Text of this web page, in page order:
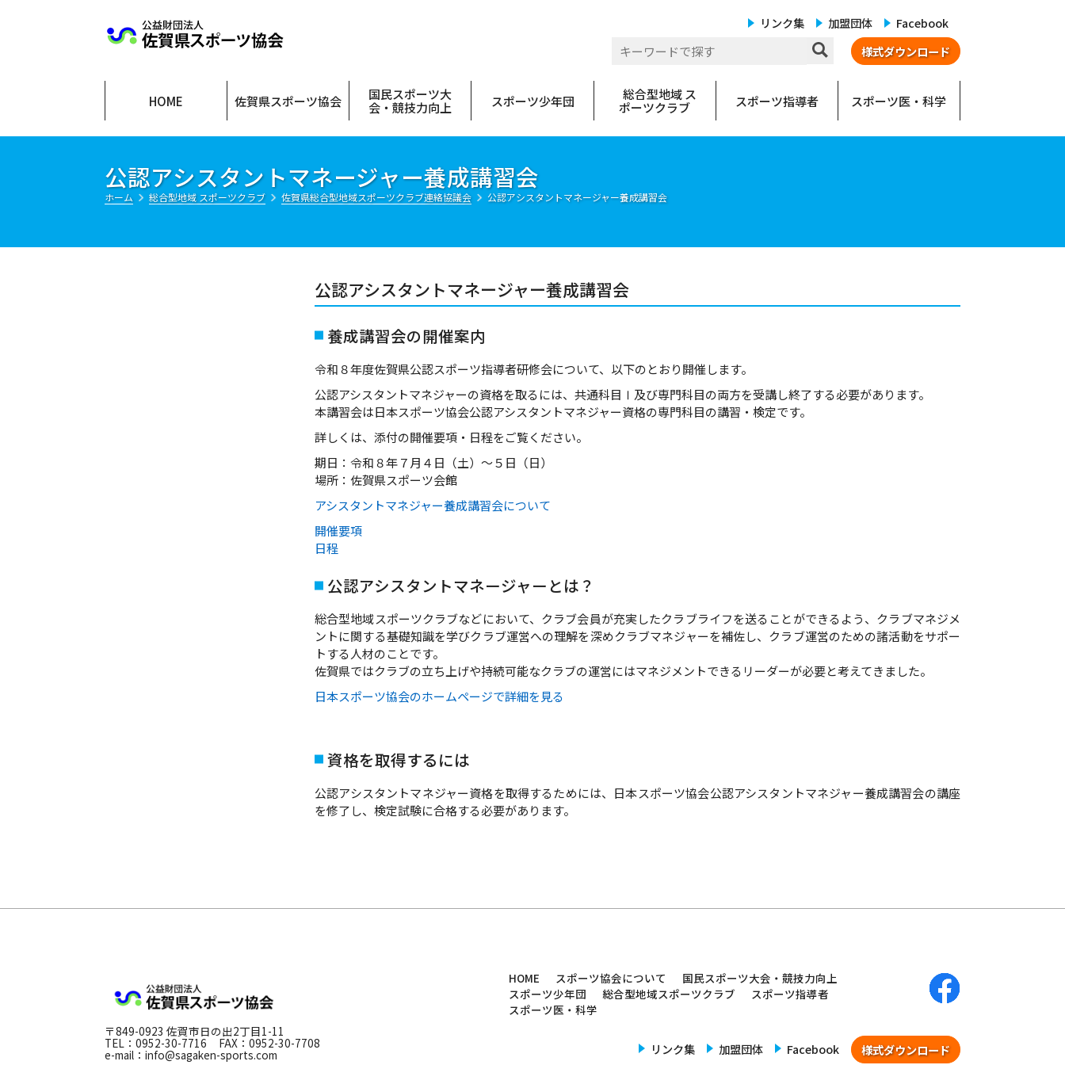
リンク集 加盟団体
Facebook
様式ダウンロード
HOME 佐賀県スポーツ協会
国民スポーツ大
会・競技力向上
スポーツ少年団
総合型地域 ス
ポーツクラブ
スポーツ指導者 スポーツ医・科学
公認アシスタントマネージャー養成講習会
ホーム 総合型地域 スポーツクラブ 佐賀県総合型地域スポーツクラブ連絡協議会 公認アシスタントマネージャー養成講習会
公認アシスタントマネージャー養成講習会
養成講習会の開催案内
令和８年度佐賀県公認スポーツ指導者研修会について、以下のとおり開催します。
公認アシスタントマネジャーの資格を取るには、共通科目Ⅰ及び専門科目の両方を受講し終了する必要があります。
本講習会は日本スポーツ協会公認アシスタントマネジャー資格の専門科目の講習・検定です。
詳しくは、添付の開催要項・日程をご覧ください。
期日：令和８年７月４日（土）～５日（日）
場所：佐賀県スポーツ会館
アシスタントマネジャー養成講習会について
開催要項
日程
公認アシスタントマネージャーとは？
総合型地域スポーツクラブなどにおいて、クラブ会員が充実したクラブライフを送ることができるよう、クラブマネジメ
ントに関する基礎知識を学びクラブ運営への理解を深めクラブマネジャーを補佐し、クラブ運営のための諸活動をサポー
トする人材のことです。
佐賀県ではクラブの立ち上げや持続可能なクラブの運営にはマネジメントできるリーダーが必要と考えてきました。
日本スポーツ協会のホームページで詳細を見る
資格を取得するには
公認アシスタントマネジャー資格を取得するためには、日本スポーツ協会公認アシスタントマネジャー養成講習会の講座
を修了し、検定試験に合格する必要があります。
〒849-0923 佐賀市日の出2丁目1-11
TEL：0952-30-7716 FAX：0952-30-7708
e-mail：info@sagaken-sports.com
HOME スポーツ協会について
国民スポーツ大会・競技力向上
スポーツ少年団
総合型地域スポーツクラブ
スポーツ指導者
スポーツ医・科学
リンク集 加盟団体 Facebook 様式ダウンロード